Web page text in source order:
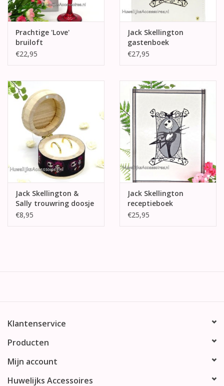
Prachtige 'Love'
bruiloft
champagneglazen
€22,95
Jack Skellington
gastenboek
€27,95
Jack Skellington &
Sally trouwring doosje
€8,95
Jack Skellington
receptieboek
€25,95
Klantenservice
Producten
Mijn account
Huwelijks Accessoires